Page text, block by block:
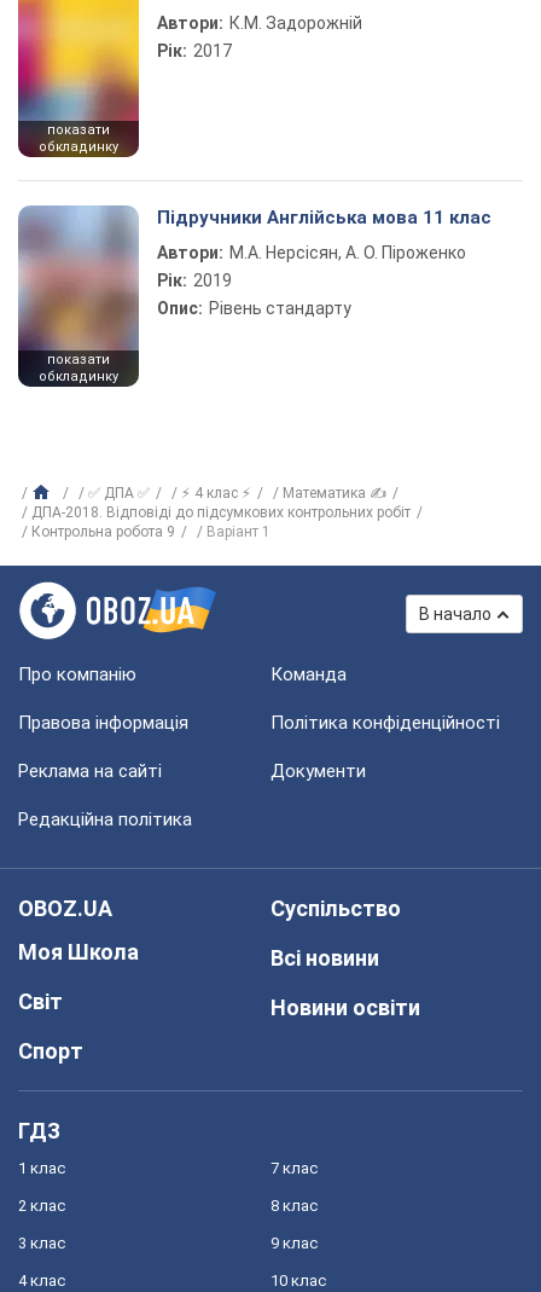
показати
обкладинку
Автори: К.М. Задорожній
Рік: 2017
показати
обкладинку
Підручники Англійська мова 11 клас
Автори: М.А. Нерсісян, А. О. Піроженко
Рік: 2019
Опис: Рівень стандарту
✅ ДПА ✅ ⚡ 4 клас ⚡
Математика ✍
ДПА-2018. Відповіді до підсумкових контрольних робіт
Контрольна робота 9
Варіант 1
В начало
Про компанію Команда
Правова інформація Політика конфіденційності
Реклама на сайті Документи
Редакційна політика
OBOZ.UA
Моя Школа
Світ
Спорт
Суспільство
Всі новини
Новини освіти
ГДЗ
1 клас
2 клас
3 клас
4 клас
7 клас
8 клас
9 клас
10 клас